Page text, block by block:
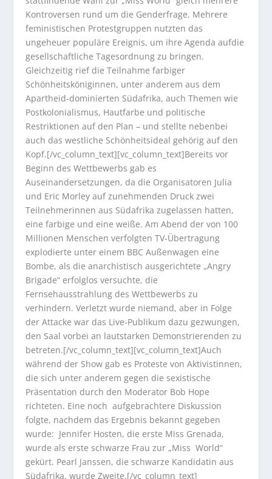
Kontroversen rund um die Genderfrage. Mehrere
feministischen Protestgruppen nutzten das
ungeheuer populäre Ereignis, um ihre Agenda aufdie
gesellschaftliche Tagesordnung zu bringen.
Gleichzeitig rief die Teilnahme farbiger
Schönheitsköniginnen, unter anderem aus dem
Apartheid-dominierten Südafrika, auch Themen wie
Postkolonialismus, Hautfarbe und politische
Restriktionen auf den Plan – und stellte nebenbei
auch das westliche Schönheitsideal gehörig auf den
Kopf.[/vc_column_text][vc_column_text]Bereits vor
Beginn des Wettbewerbs gab es
Auseinandersetzungen, da die Organisatoren Julia
und Eric Morley auf zunehmenden Druck zwei
Teilnehmerinnen aus Südafrika zugelassen hatten,
eine farbige und eine weiße. Am Abend der von 100
Millionen Menschen verfolgten TV-Übertragung
explodierte unter einem BBC Außenwagen eine
Bombe, als die anarchistisch ausgerichtete „Angry
Brigade“ erfolglos versuchte, die
Fernsehausstrahlung des Wettbewerbs zu
verhindern. Verletzt wurde niemand, aber in Folge
der Attacke war das Live-Publikum dazu gezwungen,
den Saal vorbei an lautstarken Demonstrierenden zu
betreten.[/vc_column_text][vc_column_text]Auch
während der Show gab es Proteste von Aktivistinnen,
die sich unter anderem gegen die sexistische
Präsentation durch den Moderator Bob Hope
richteten. Eine noch aufgebrachtere Diskussion
folgte, nachdem das Ergebnis bekannt gegeben
wurde: Jennifer Hosten, die erste Miss Grenada,
wurde als erste schwarze Frau zur „Miss World“
gekürt. Pearl Janssen, die schwarze Kandidatin aus
Südafrika, wurde Zweite.[/vc_column_text]